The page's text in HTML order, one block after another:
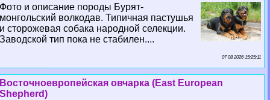
Фото и описание породы Бурят-
монгольский волкодав. Типичная пастушья
и сторожевая собака народной селекции.
Заводской тип пока не стабилен....
07 08 2026 15:25:11
Восточноевропейская овчарка (East European
Shepherd)